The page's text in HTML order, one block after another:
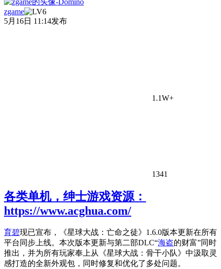
zgame
5月16日 11:14发布
1.1W+
1341
各类单机，绅士游戏资源：
https://www.acghua.com/
育碧现已宣布，《星球大战：亡命之徒》1.6.0版本更新在所有
平台同步上线。本次版本更新与第二部DLC“海盗的财富”同时
推出，并为所有玩家奉上从《星球大战：骨干小队》中汲取灵
感打造的全新外观包，同时修复和优化了多处问题。